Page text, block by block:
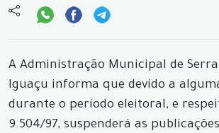
A Administração Municipal de
Iguaçu informa que devido a
durante o período eleitoral, e
9.504/97, suspenderá as